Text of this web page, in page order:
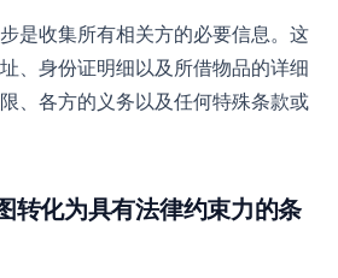
是收集所有相关方的必要信息。这
、身份证明细以及所借物品的详细
、各方的义务以及任何特殊条款或
转化为具有法律约束力的条